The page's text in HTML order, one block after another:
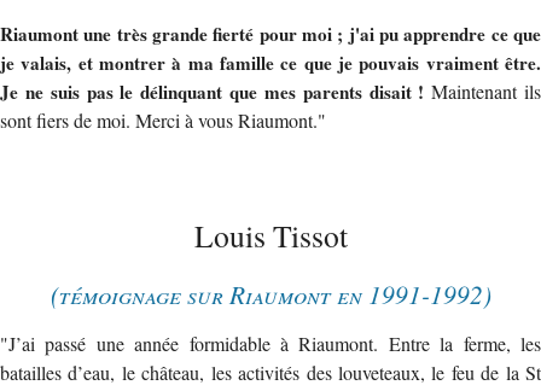
Riaumont une très grande fierté pour moi ; j'ai pu apprendre ce que
je valais, et montrer à ma famille ce que je pouvais vraiment être.
Je ne suis pas le délinquant que mes parents disait ! Maintenant ils
sont fiers de moi. Merci à vous Riaumont."
Louis Tissot
(témoignage sur Riaumont en 1991-1992)
"J’ai passé une année formidable à Riaumont. Entre la ferme, les
batailles d’eau, le château, les activités des louveteaux, le feu de la St